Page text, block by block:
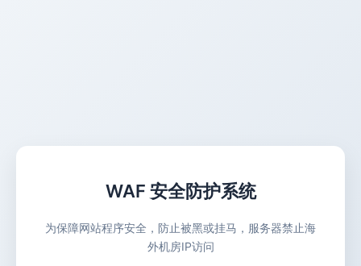
WAF 安全防护系统
为保障网站程序安全，防止被黑或挂马，服务器禁止海
外机房IP访问